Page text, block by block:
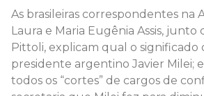
As brasileiras correspondentes na
Laura e Maria Eugênia Assis,
Pittoli, explicam qual o significado
presidente argentino Javier Milei;
todos os “cortes” de cargos de